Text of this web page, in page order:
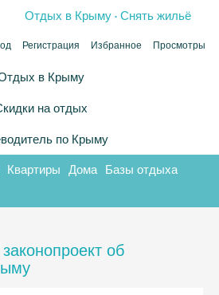
Отдых в Крыму .Снять жильё
Регистрация Избранное Просмотры
в Крыму
на отдых
по Крыму
Квартиры Дома Базы отдыха
об